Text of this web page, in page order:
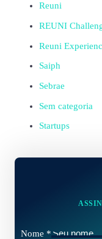
Reuni
REUNI
Reuni
Saiph
Sebrae
Sem categoria
Startups
Nome *